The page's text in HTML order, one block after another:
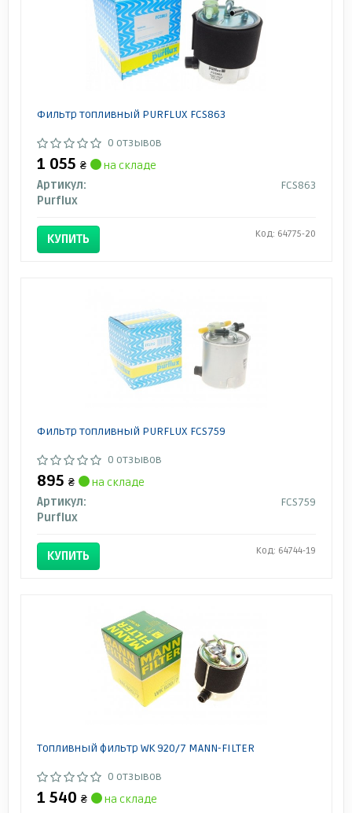
Фильтр топливный PURFLUX FCS863
0 отзывов
1 055 ₴
на складе
Артикул:
FCS863
Purflux
КУПИТЬ Код: 64775-20
Фильтр топливный PURFLUX FCS759
0 отзывов
895 ₴
на складе
Артикул:
FCS759
Purflux
КУПИТЬ Код: 64744-19
Топливный фильтр WK 920/7 MANN-FILTER
0 отзывов
1 540 ₴
на складе